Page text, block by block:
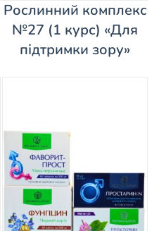
Рослинний комплекс
№27 (1 курс) «Для
підтримки зору»